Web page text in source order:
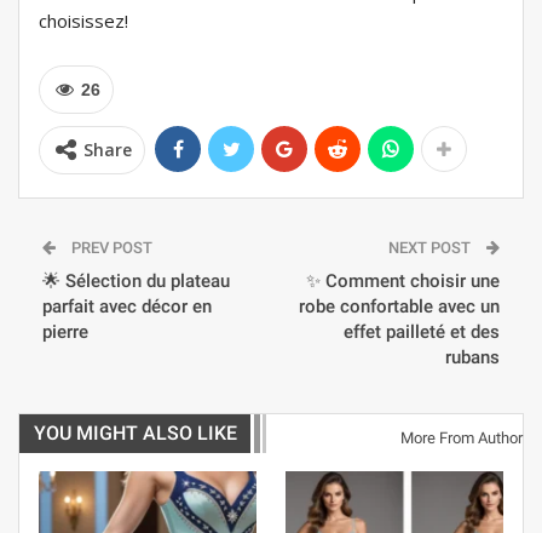
choisissez!
26
Share
PREV POST
🌟 Sélection du plateau
parfait avec décor en
pierre
NEXT POST
✨ Comment choisir une
robe confortable avec un
effet pailleté et des
rubans
YOU MIGHT ALSO LIKE More From Author